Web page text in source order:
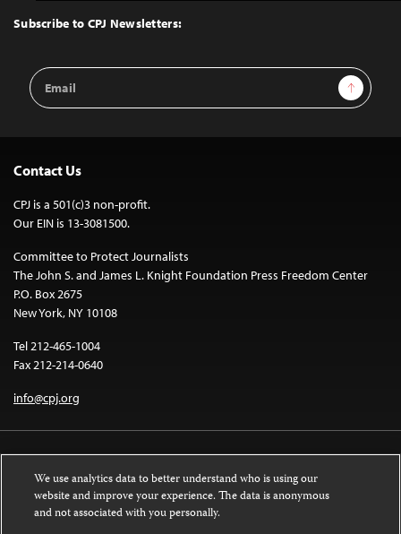
Top
Subscribe to CPJ Newsletters:
Email
Address
Sign Up
Contact Us
CPJ is a 501(c)3 non-profit.
Our EIN is 13-3081500.
Committee to Protect Journalists
The John S. and James L. Knight Foundation Press Freedom Center
P.O. Box 2675
New York, NY 10108
Tel 212-465-1004
Fax 212-214-0640
info@cpj.org
Except where noted, text on this website is licensed under a
We use analytics data to better understand who is using our
website and improve your experience. The data is anonymous
and not associated with you personally.